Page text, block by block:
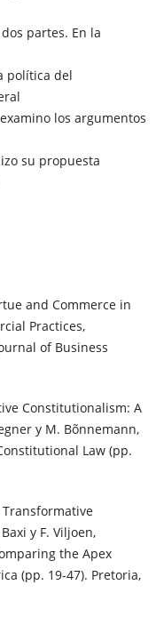
partes. En la
política del
los argumentos
su propuesta
and Commerce in
Practices,
of Business
Constitutionalism: A
y M. Bõnnemann,
Law (pp.
Transformative
y F. Viljoen,
the Apex
(pp. 19-47). Pretoria,